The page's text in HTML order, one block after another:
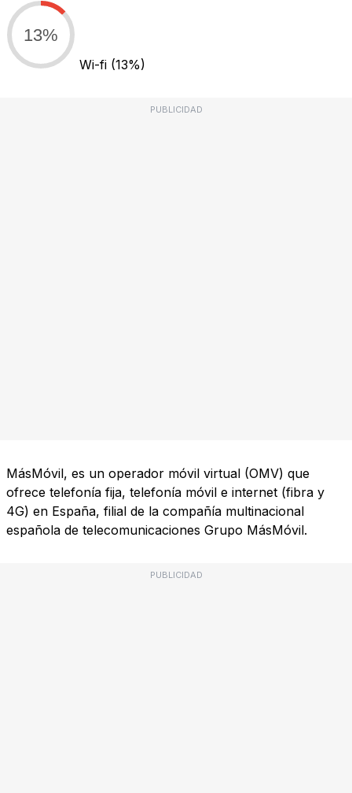
13%
Wi-fi (13%)
PUBLICIDAD
MásMóvil, es un operador móvil virtual (OMV) que
ofrece telefonía fija, telefonía móvil e internet (fibra y
4G) en España, filial de la compañía multinacional
española de telecomunicaciones Grupo MásMóvil.
PUBLICIDAD